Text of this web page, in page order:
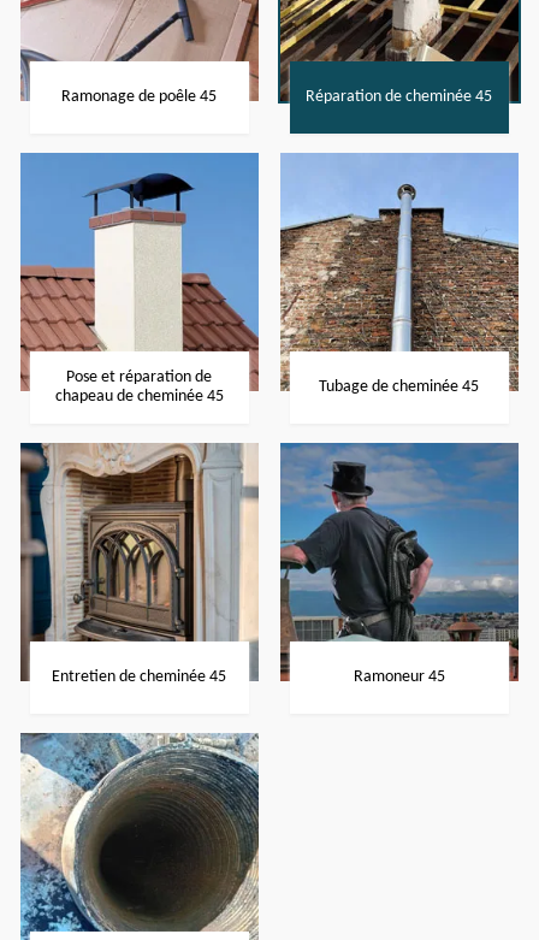
Ramonage de poêle 45 Réparation de cheminée 45
Pose et réparation de
chapeau de cheminée 45
Tubage de cheminée 45
Entretien de cheminée 45 Ramoneur 45